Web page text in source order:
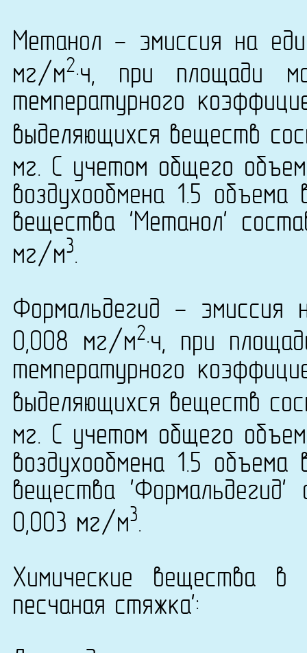
Метанол - эмиссия на
мг/м2·ч, при площади
температурного
выделяющихся веществ
мг. С учетом общего
воздухообмена 1.5
вещества 'Метанол'
мг/м3.
Формальдегид - эмиссия
0,008 мг/м2·ч, при
температурного
выделяющихся веществ
мг. С учетом общего
воздухообмена 1.5
вещества
0,003 мг/м3.
Химические вещества в
песчаная стяжка':